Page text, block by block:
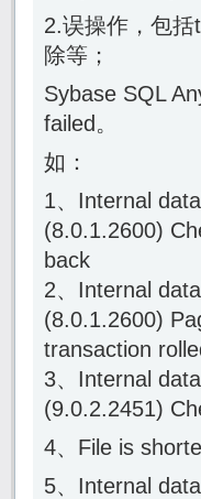
2.误操作，包
除等；
Sybase SQL
failed。
如：
1、Internal
(8.0.1.2600)
back
2、Internal
(8.0.1.2600)
transaction
3、Internal
(9.0.2.2451)
4、File is
5、Internal